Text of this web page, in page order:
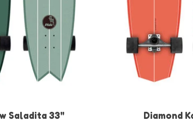
Saladita 33"
Diamond